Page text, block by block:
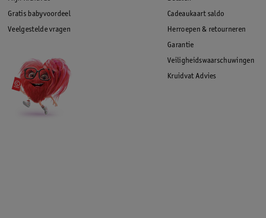
Gratis babyvoordeel
Veelgestelde vragen
Cadeaukaart saldo
Herroepen & retourneren
Garantie
Veiligheidswaarschuwingen
Kruidvat Advies